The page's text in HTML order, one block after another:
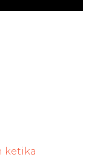
ketika